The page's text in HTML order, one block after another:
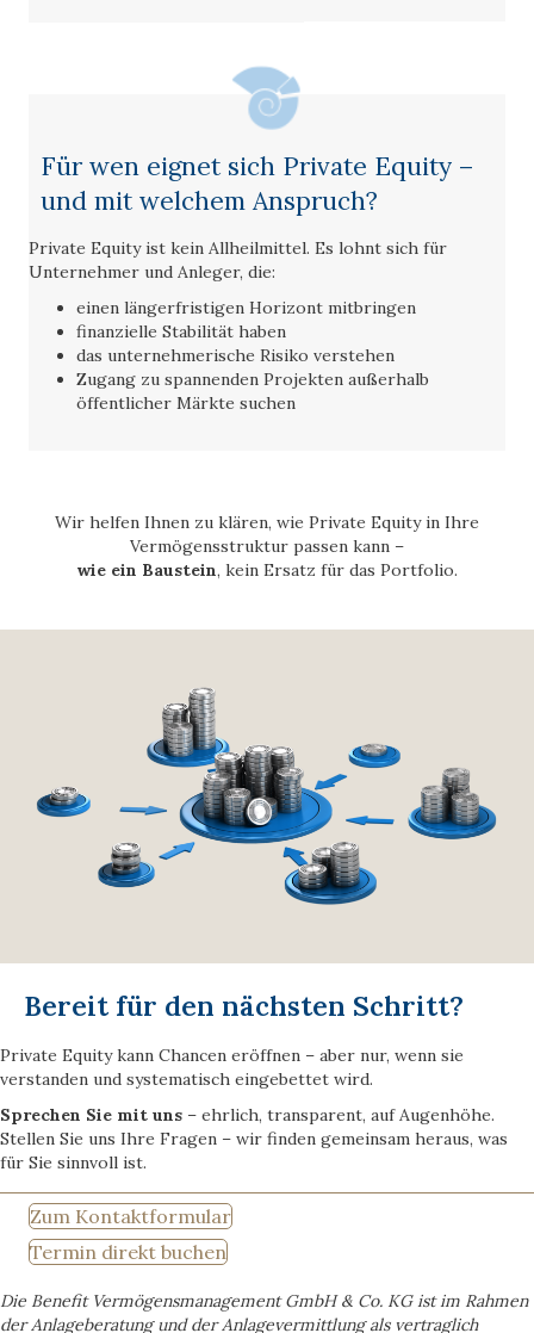
Für wen eignet sich Private Equity –
und mit welchem Anspruch?
Private Equity ist kein Allheilmittel. Es lohnt sich für
Unternehmer und Anleger, die:
einen längerfristigen Horizont mitbringen
finanzielle Stabilität haben
das unternehmerische Risiko verstehen
Zugang zu spannenden Projekten außerhalb
öffentlicher Märkte suchen
Wir helfen Ihnen zu klären, wie Private Equity in Ihre
Vermögensstruktur passen kann –
wie ein Baustein, kein Ersatz für das Portfolio.
Bereit für den nächsten Schritt?
Private Equity kann Chancen eröffnen – aber nur, wenn sie
verstanden und systematisch eingebettet wird.
Sprechen Sie mit uns – ehrlich, transparent, auf Augenhöhe.
Stellen Sie uns Ihre Fragen – wir finden gemeinsam heraus, was
für Sie sinnvoll ist.
Zum Kontaktformular
Termin direkt buchen
Die Benefit Vermögensmanagement GmbH & Co. KG ist im Rahmen
der Anlageberatung und der Anlagevermittlung als vertraglich